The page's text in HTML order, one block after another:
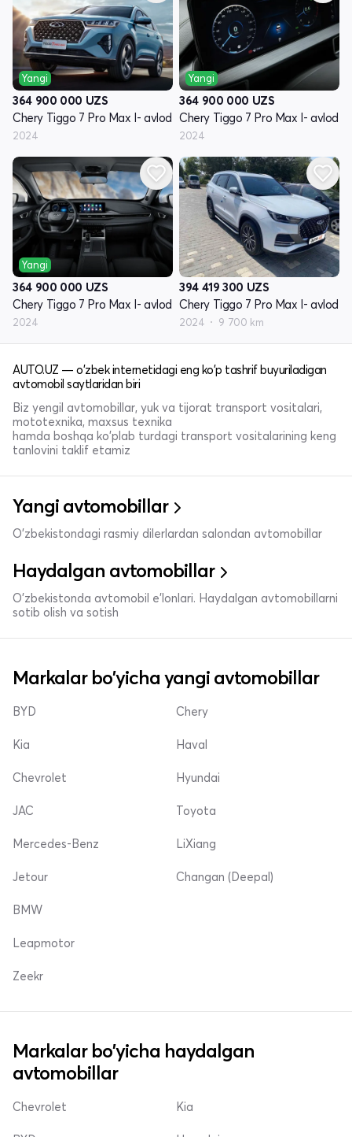
Yangi
364 900 000 UZS
Chery Tiggo 7 Pro Max I- avlod
2024
Yangi
364 900 000 UZS
Chery Tiggo 7 Pro Max I- avlod
2024
Yangi
364 900 000 UZS
Chery Tiggo 7 Pro Max I- avlod
2024
394 419 300 UZS
Chery Tiggo 7 Pro Max I- avlod
2024 9 700 km
AUTO.UZ — o'zbek internetidagi eng ko'p tashrif buyuriladigan
avtomobil saytlaridan biri
Biz yengil avtomobillar, yuk va tijorat transport vositalari,
mototexnika, maxsus texnika
hamda boshqa ko'plab turdagi transport vositalarining keng
tanlovini taklif etamiz
Yangi avtomobillar
O'zbekistondagi rasmiy dilerlardan salondan avtomobillar
Haydalgan avtomobillar
O'zbekistonda avtomobil e’lonlari. Haydalgan avtomobillarni
sotib olish va sotish
Markalar bo'yicha yangi avtomobillar
BYD
Kia
Chevrolet
Chery
Haval
Hyundai
JAC
Mercedes-Benz
Jetour
Toyota
LiXiang
Changan (Deepal)
BMW
Leapmotor
Zeekr
Markalar bo'yicha haydalgan
avtomobillar
Chevrolet Kia